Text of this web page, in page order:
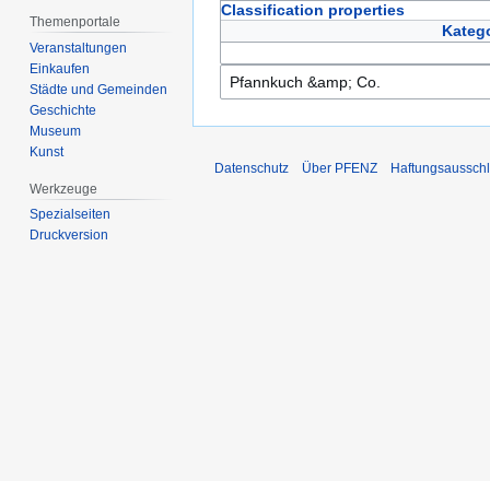
Classification properties
Themenportale
Veranstaltungen
Einkaufen
Städte und Gemeinden
Geschichte
Museum
Kunst
Werkzeuge
Spezialseiten
Druckversion
Datenschutz Über PFENZ